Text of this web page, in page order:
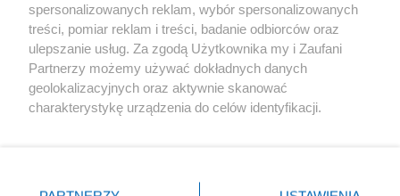
X Facebook Instagram Youtube
spersonalizowanych reklam, wybór spersonalizowanych
treści, pomiar reklam i treści, badanie odbiorców oraz
ulepszanie usług. Za zgodą Użytkownika my i Zaufani
Partnerzy możemy używać dokładnych danych
geolokalizacyjnych oraz aktywnie skanować
charakterystykę urządzenia do celów identyfikacji.
zmienić/wycofać klikając przycisk ustawień prywatności